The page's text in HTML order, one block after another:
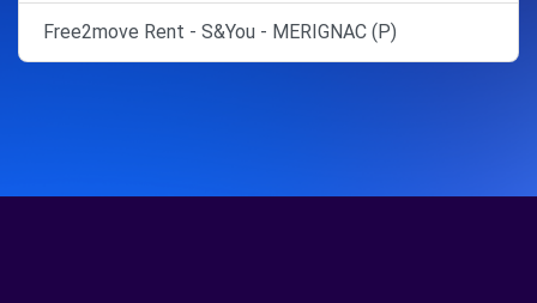
Free2move Rent - S&You - MERIGNAC (P)